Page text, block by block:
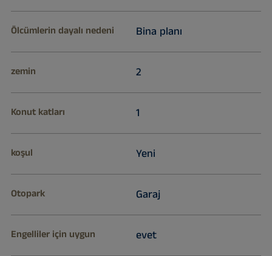
Ölcümlerin dayalı nedeni Bina planı
zemin 2
Konut katları 1
koşul Yeni
Otopark Garaj
Engelliler için uygun evet